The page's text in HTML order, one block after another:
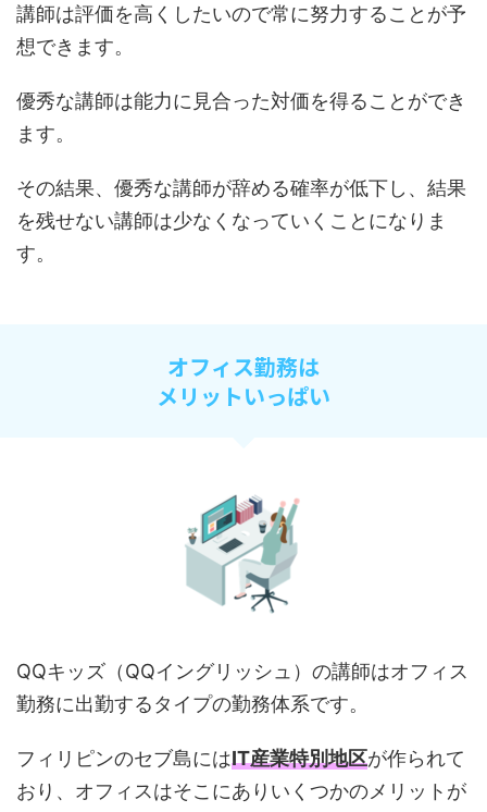
講師は評価を高くしたいので常に努力することが予
想できます。
優秀な講師は能力に見合った対価を得ることができ
ます。
その結果、優秀な講師が辞める確率が低下し、結果
を残せない講師は少なくなっていくことになりま
す。
オフィス勤務は
メリットいっぱい
QQキッズ（QQイングリッシュ）の講師はオフィス
勤務に出勤するタイプの勤務体系です。
フィリピンのセブ島にはIT産業特別地区が作られて
おり、オフィスはそこにありいくつかのメリットが